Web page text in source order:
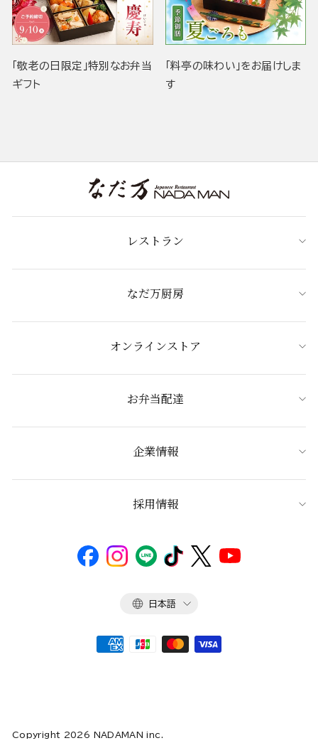
「敬老の日限定」特別なお弁当
ギフト
「料亭の味わい」をお届けしま
す
レストラン
なだ万厨房
オンラインストア
お弁当配達
企業情報
採用情報
言
日本語
Copyright 2026 NADAMAN inc.